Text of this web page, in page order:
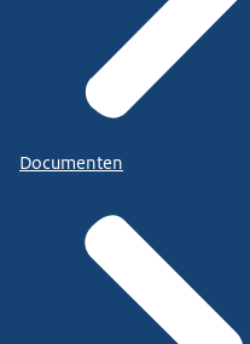
Documenten